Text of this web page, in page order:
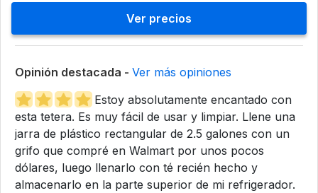
Ver precios
Opinión destacada - Ver más opiniones
Estoy absolutamente encantado con
esta tetera. Es muy fácil de usar y limpiar. Llene una
jarra de plástico rectangular de 2.5 galones con un
grifo que compré en Walmart por unos pocos
dólares, luego llenarlo con té recién hecho y
almacenarlo en la parte superior de mi refrigerador.